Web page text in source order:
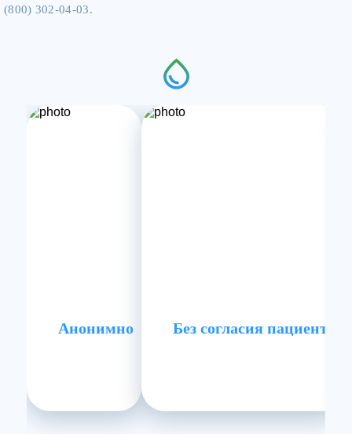
(800) 302-04-03.
Анонимно Без согласия пациента